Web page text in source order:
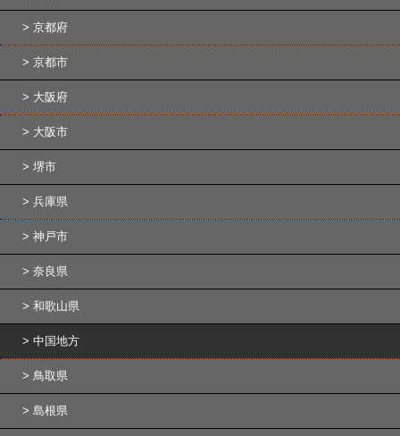
京都府
京都市
大阪府
大阪市
堺市
兵庫県
神戸市
奈良県
和歌山県
中国地方
鳥取県
島根県